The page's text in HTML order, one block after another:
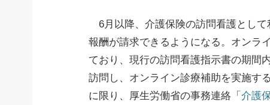
6月以降、介護保険の訪問看護とし
報酬が請求できるようになる。オンラ
ており、現行の訪問看護指示書の期間
訪問し、オンライン診療補助を実施す
に限り、厚生労働省の事務連絡「 介護